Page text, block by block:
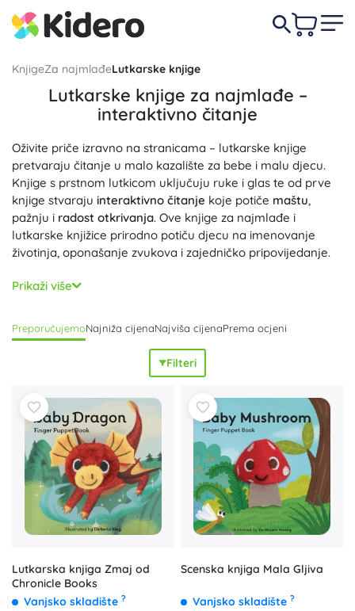
KnjigeZa najmlađeLutkarske knjige
Lutkarske knjige za najmlađe –
interaktivno čitanje
Oživite priče izravno na stranicama – lutkarske knjige
pretvaraju čitanje u malo kazalište za bebe i malu djecu.
Knjige s prstnom lutkicom uključuju ruke i glas te od prve
knjige stvaraju interaktivno čitanje koje potiče maštu,
pažnju i radost otkrivanja. Ove knjige za najmlađe i
lutkarske knjižice prirodno potiču djecu na imenovanje
životinja, oponašanje zvukova i zajedničko pripovijedanje.
Lutkarske knjige i knjige s lutkicom sadrže prstnu lutkicu od
mekog pliša ili tkanine, čvrsto postavljenu u izrez, tako da
selako okreću, imajuzaobljene rubovei izražajne,
kontrastne ilustracije; kratke rime i jednostavni tekstovi
podupiru ritam govora. Kvalitetna izrada, nježni materijali i
sigurniza djecu, a površina knjige
može se jednostavno obrisati. Zašto ih uvrstiti u dječju
knjižnicu? Lutkarske knjige za najmlađe razvijajugovor i
rječnik, jačajufinu motoriku osjetilnu percepcijute
motiviraju na zajedničko čitanje. Ove interaktivne knjižice s
prstnom lutkicom i prstne lutkice u knjizi izvrsne su za igru,
prije spavanja i na putovanjima – donosezabavno učenje
divan su prijedlog za dar za bebe i malu djecu.
Prikaži više
PreporučujemoNajniža cijenaNajviša cijenaPrema ocjeni
Filteri
Lutkarska knjiga Zmaj od
Chronicle Books
Vanjsko skladište ?
Scenska knjiga Mala Gljiva
Vanjsko skladište ?